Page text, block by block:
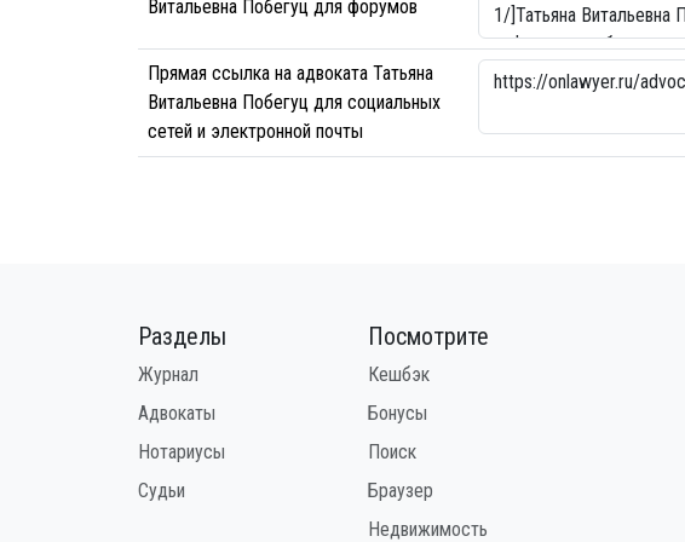
Витальевна Побегуц для форумов
Прямая ссылка на адвоката Татьяна
Витальевна Побегуц для социальных
сетей и электронной почты
Разделы
Журнал
Адвокаты
Нотариусы
Судьи
Посмотрите
Кешбэк
Бонусы
Поиск
Браузер
Недвижимость